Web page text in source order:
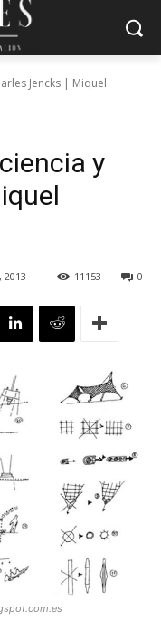
Jencks | Miquel
y
2013 0
11153